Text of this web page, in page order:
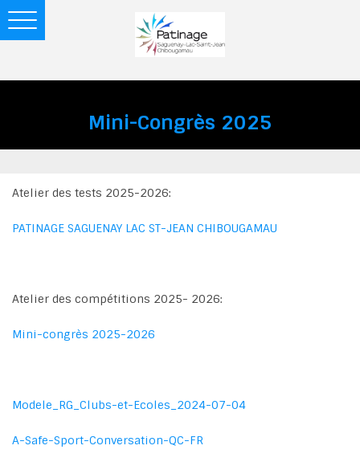
navigation
Mini-Congrès 2025
Atelier des tests 2025-2026:
PATINAGE SAGUENAY LAC ST-JEAN CHIBOUGAMAU
Atelier des compétitions 2025- 2026:
Mini-congrès 2025-2026
Modele_RG_Clubs-et-Ecoles_2024-07-04
A-Safe-Sport-Conversation-QC-FR